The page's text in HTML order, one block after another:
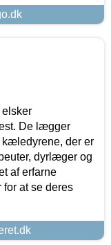
elsker
De lægger
kæledyrene, der er
dyrlæger og
af erfarne
for at se deres